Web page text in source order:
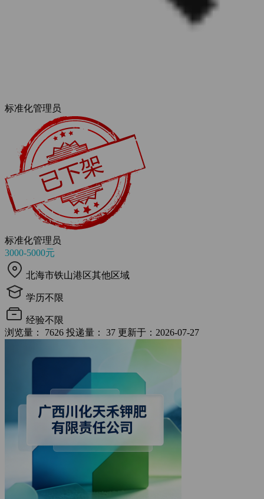
标准化管理员
标准化管理员
3000-5000元
北海市铁山港区其他区域
学历不限
经验不限
浏览量： 7626 投递量： 37 更新于：2026-07-27